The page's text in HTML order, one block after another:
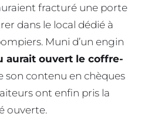
fracturé une porte
dans le local dédié à
Muni d’un engin
aurait ouvert le coffre-
son contenu en chèques
ont enfin pris la
ouverte.